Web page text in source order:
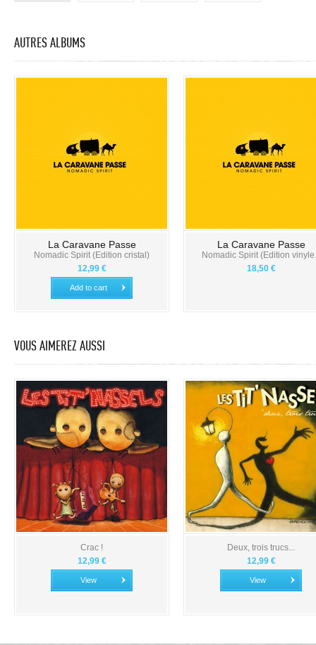
AUTRES ALBUMS
La Caravane Passe
Nomadic Spirit (Edition cristal)
12,99 €
Add to cart
La Caravane Passe
Nomadic Spirit (Edition
18,50 €
VOUS AIMEREZ AUSSI
Crac !
12,99 €
View
Deux, trois trucs...
12,99 €
View